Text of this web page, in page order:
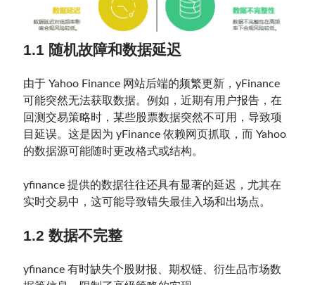
1.1 随机故障和数据延迟
由于 Yahoo Finance 网站后端的频繁更新，yFinance
可能突然无法获取数据。例如，近期有用户报告，在
回测交易策略时，某些股票数据突然不可用，导致项
目延误。这是因为 yFinance 依赖网页抓取，而 Yahoo
的数据源可能随时更改格式或结构。
yfinance 提供的数据往往还具有显著的延迟，尤其在
实时交易中，这可能导致错失最佳入场和出场点。
1.2 数据不完整
yfinance 有时缺失个股财报、期权链、衍生品市场数